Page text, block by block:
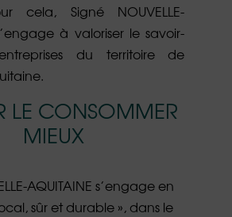
cela, Signé NOUVELLE-
à valoriser le savoir-
du territoire de
LE CONSOMMER
MIEUX
AQUITAINE s’engage en
sûr et durable », dans le